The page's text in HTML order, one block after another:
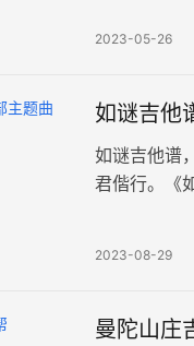
2023-05-26
如谜吉他
如谜吉他谱
君偕行。《
2023-08-29
曼陀山庄